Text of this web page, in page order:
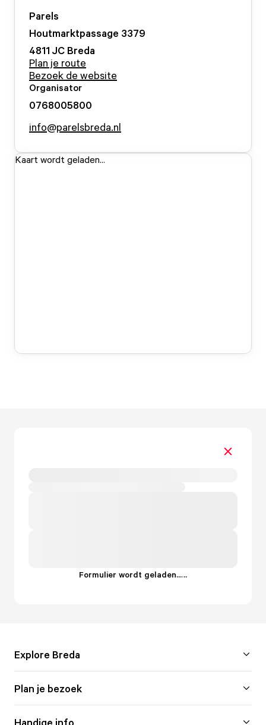
Parels
Houtmarktpassage 3379
4811 JC Breda
Plan je route
Bezoek de website
Organisator
0768005800
info@parelsbreda.nl
Kaart wordt geladen...
Formulier wordt geladen......
Explore Breda
Plan je bezoek
Handige info